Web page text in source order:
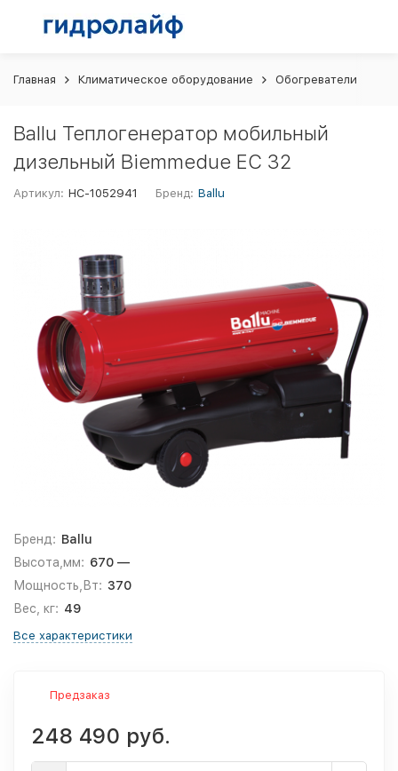
Главная Климатическое оборудование Обогреватели
Ballu Теплогенератор мобильный
дизельный Biemmedue EC 32
Артикул: НС-1052941 Бренд: Ballu
Бренд: Ballu
Высота,мм: 670 —
Мощность,Вт: 370
Вес, кг: 49
Все характеристики
Предзаказ
248 490 руб.